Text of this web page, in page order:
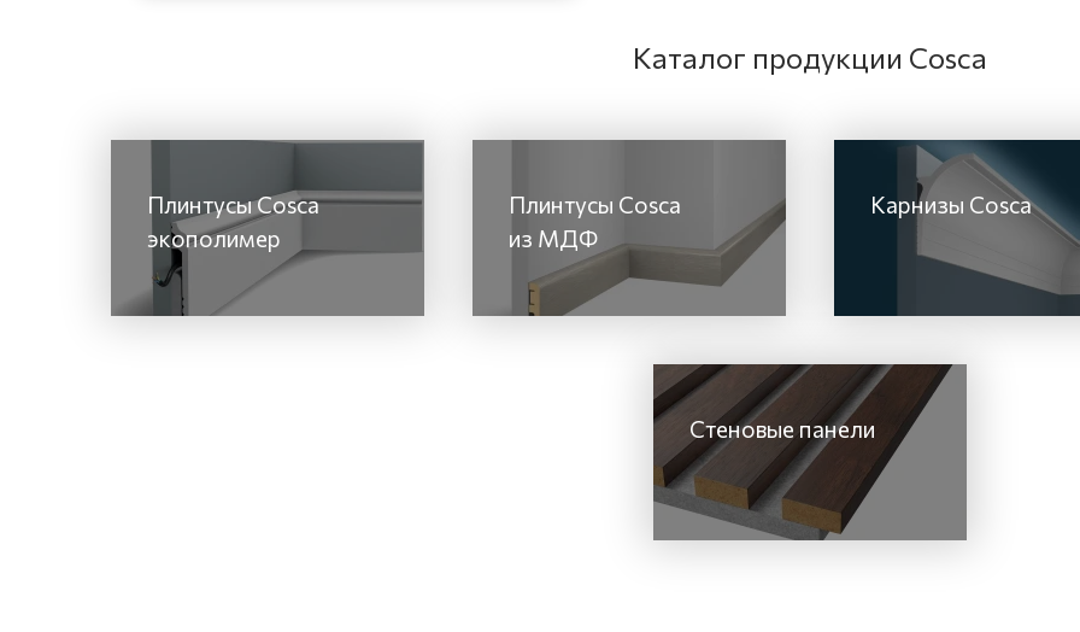
Каталог продукции Cosca
Плинтусы Cosca
экополимер
Плинтусы Cosca
из МДФ
Kарнизы Cosca
Стеновые панели